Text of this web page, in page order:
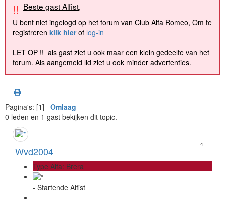
!! Beste gast Alfist,
U bent niet ingelogd op het forum van Club Alfa Romeo, Om te
registreren klik hierof log-in
LET OP !! als gast ziet u ook maar een klein gedeelte van het
forum. Als aangemeld lid ziet u ook minder advertenties.
Pagina's: [1] Omlaag
0 leden en 1 gast bekijken dit topic.
Wvd2004
4
Type Alfa: Brera
- Startende Alfist